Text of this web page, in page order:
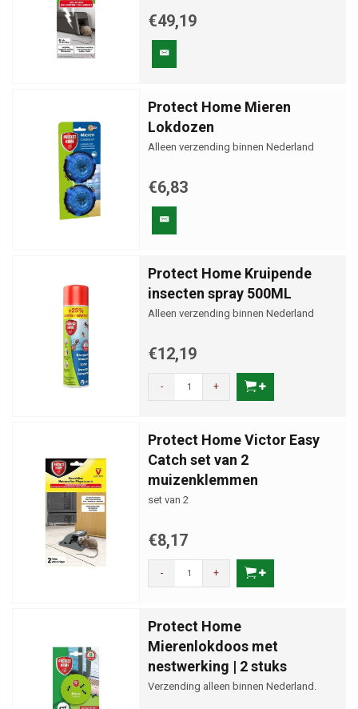
€49,19
Protect Home Mieren
Lokdozen
Alleen verzending binnen Nederland
€6,83
Protect Home Kruipende
insecten spray 500ML
Alleen verzending binnen Nederland
€12,19
- +
Protect Home Victor Easy
Catch set van 2
muizenklemmen
set van 2
€8,17
- +
Protect Home
Mierenlokdoos met
nestwerking | 2 stuks
Verzending alleen binnen Nederland.